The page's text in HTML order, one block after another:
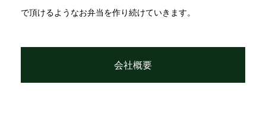
で頂けるようなお弁当を作り続けていきます。
会社概要